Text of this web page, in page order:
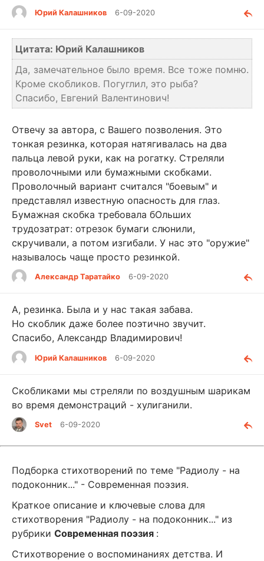
Юрий Калашников 6-09-2020
Цитата: Юрий Калашников
Да, замечательное было время. Все тоже помню.
Кроме скобликов. Погуглил, это рыба?
Спасибо, Евгений Валентинович!
Отвечу за автора, с Вашего позволения. Это
тонкая резинка, которая натягивалась на два
пальца левой руки, как на рогатку. Стреляли
проволочными или бумажными скобками.
Проволочный вариант считался "боевым" и
представлял известную опасность для глаз.
Бумажная скобка требовала бОльших
трудозатрат: отрезок бумаги слюнили,
скручивали, а потом изгибали. У нас это "оружие"
называлось чаще просто резинкой.
Александр Таратайко 6-09-2020
А, резинка. Была и у нас такая забава.
Но скоблик даже более поэтично звучит.
Спасибо, Александр Владимирович!
Юрий Калашников 6-09-2020
Скобликами мы стреляли по воздушным шарикам
во время демонстраций - хулиганили.
Svet 6-09-2020
Подборка стихотворений по теме "Радиолу - на
подоконник..." - Современная поэзия.
Краткое описание и ключевые слова для
стихотворения "Радиолу - на подоконник..." из
рубрики Современная поэзия :
Стихотворение о воспоминаниях детства. И